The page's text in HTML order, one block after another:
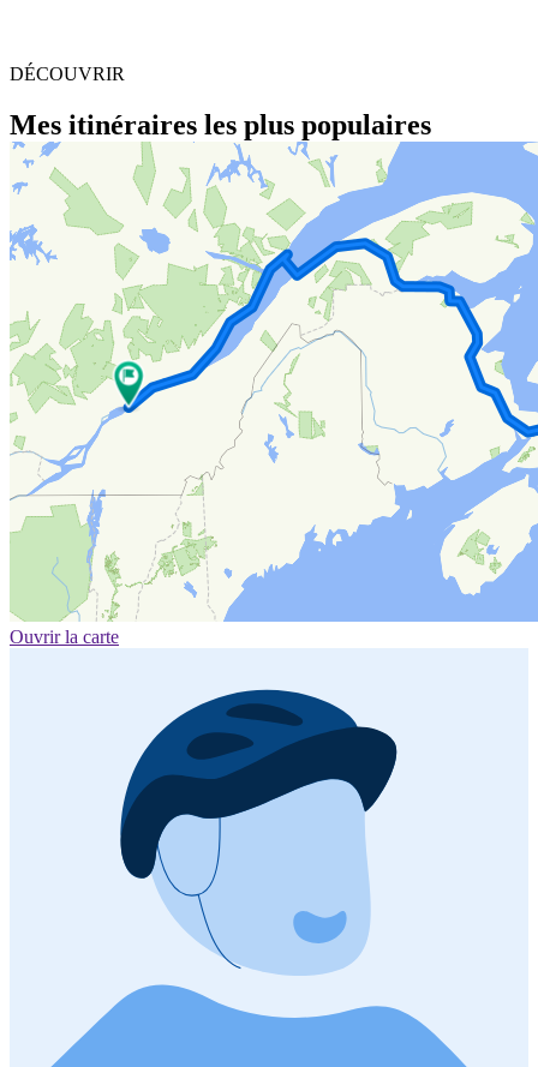
DÉCOUVRIR
Mes itinéraires les plus populaires
Ouvrir la carte